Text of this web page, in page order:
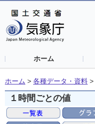
ホーム
ホーム > 各種データ・資料 >
１時間ごとの値